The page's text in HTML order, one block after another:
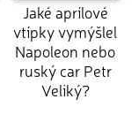
Jaké aprílové
vtípky vymýšlel
Napoleon nebo
ruský car Petr
Veliký?